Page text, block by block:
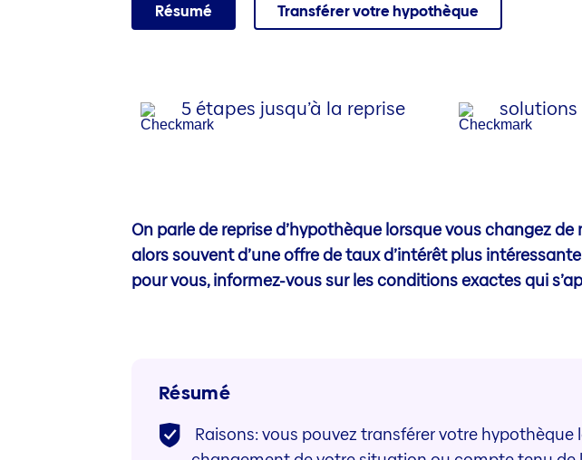
Résumé Transférer votre hypothèque
5 étapes jusqu’à la reprise
On parle de reprise d’hypothèque lorsque vous changez
alors souvent d’une offre de taux d’intérêt plus
pour vous, informez-vous sur les conditions exactes qui
Résumé
Raisons: vous pouvez transférer votre hypothèque